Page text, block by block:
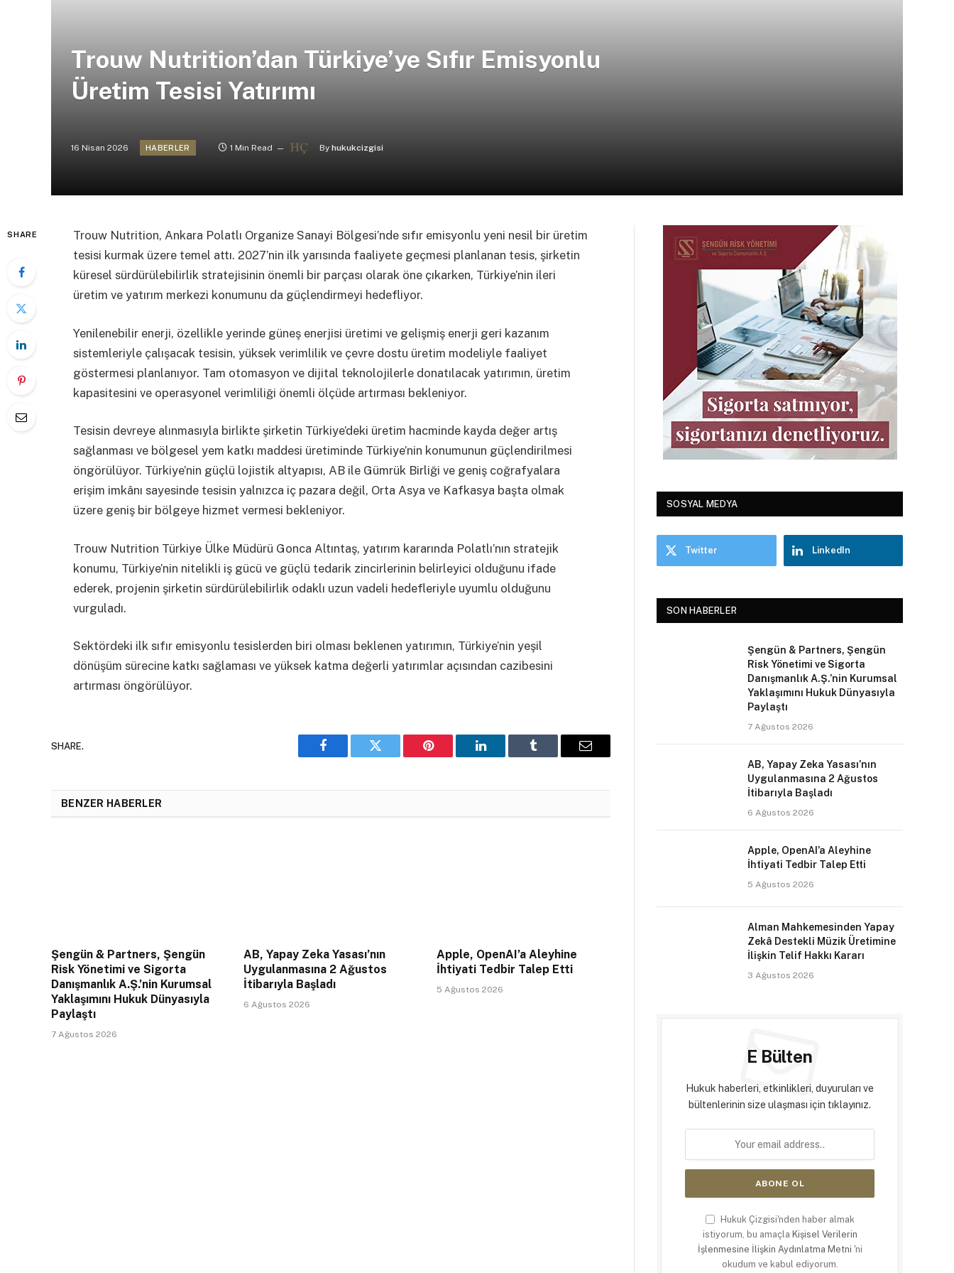
Trouw Nutrition’dan Türkiye’ye Sıfır Emisyonlu
Üretim Tesisi Yatırımı
16 Nisan 2026 HABERLER 1 Min Read By hukukcizgisi
SHARE
Trouw Nutrition, Ankara Polatlı Organize Sanayi Bölgesi’nde sıfır emisyonlu yeni nesil bir üretim
tesisi kurmak üzere temel attı. 2027’nin ilk yarısında faaliyete geçmesi planlanan tesis, şirketin
küresel sürdürülebilirlik stratejisinin önemli bir parçası olarak öne çıkarken, Türkiye’nin ileri
üretim ve yatırım merkezi konumunu da güçlendirmeyi hedefliyor.
Yenilenebilir enerji, özellikle yerinde güneş enerjisi üretimi ve gelişmiş enerji geri kazanım
sistemleriyle çalışacak tesisin, yüksek verimlilik ve çevre dostu üretim modeliyle faaliyet
göstermesi planlanıyor. Tam otomasyon ve dijital teknolojilerle donatılacak yatırımın, üretim
kapasitesini ve operasyonel verimliliği önemli ölçüde artırması bekleniyor.
Tesisin devreye alınmasıyla birlikte şirketin Türkiye’deki üretim hacminde kayda değer artış
sağlanması ve bölgesel yem katkı maddesi üretiminde Türkiye’nin konumunun güçlendirilmesi
öngörülüyor. Türkiye’nin güçlü lojistik altyapısı, AB ile Gümrük Birliği ve geniş coğrafyalara
erişim imkânı sayesinde tesisin yalnızca iç pazara değil, Orta Asya ve Kafkasya başta olmak
üzere geniş bir bölgeye hizmet vermesi bekleniyor.
Trouw Nutrition Türkiye Ülke Müdürü Gonca Altıntaş, yatırım kararında Polatlı’nın stratejik
konumu, Türkiye’nin nitelikli iş gücü ve güçlü tedarik zincirlerinin belirleyici olduğunu ifade
ederek, projenin şirketin sürdürülebilirlik odaklı uzun vadeli hedefleriyle uyumlu olduğunu
vurguladı.
Sektördeki ilk sıfır emisyonlu tesislerden biri olması beklenen yatırımın, Türkiye’nin yeşil
dönüşüm sürecine katkı sağlaması ve yüksek katma değerli yatırımlar açısından cazibesini
artırması öngörülüyor.
SHARE.
Facebook Twitter Pinterest LinkedIn Tumblr Email
BENZER HABERLER
Şengün & Partners, Şengün
Risk Yönetimi ve Sigorta
Danışmanlık A.Ş.’nin Kurumsal
Yaklaşımını Hukuk Dünyasıyla
Paylaştı
7 Ağustos 2026
AB, Yapay Zeka Yasası’nın
Uygulanmasına 2 Ağustos
İtibarıyla Başladı
6 Ağustos 2026
Apple, OpenAI’a Aleyhine
İhtiyati Tedbir Talep Etti
5 Ağustos 2026
SOSYAL MEDYA
Twitter LinkedIn
SON HABERLER
Şengün & Partners, Şengün
Risk Yönetimi ve Sigorta
Danışmanlık A.Ş.’nin Kurumsal
Yaklaşımını Hukuk Dünyasıyla
Paylaştı
7 Ağustos 2026
AB, Yapay Zeka Yasası’nın
Uygulanmasına 2 Ağustos
İtibarıyla Başladı
6 Ağustos 2026
Apple, OpenAI’a Aleyhine
İhtiyati Tedbir Talep Etti
5 Ağustos 2026
Alman Mahkemesinden Yapay
Zekâ Destekli Müzik Üretimine
İlişkin Telif Hakkı Kararı
3 Ağustos 2026
E Bülten
Hukuk haberleri, etkinlikleri, duyuruları ve
bültenlerinin size ulaşması için tıklayınız.
Hukuk Çizgisi'nden haber almak
istiyorum, bu amaçla Kişisel Verilerin
İşlenmesine İlişkin Aydınlatma Metni 'ni
okudum ve kabul ediyorum.